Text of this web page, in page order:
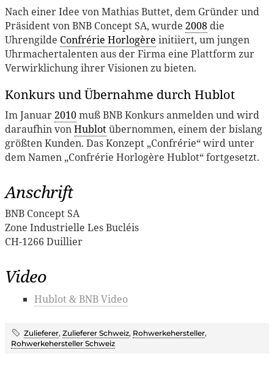
Nach einer Idee von Mathias Buttet, dem Gründer und
Präsident von BNB Concept SA, wurde 2008 die
Uhrengilde Confrérie Horlogère initiiert, um jungen
Uhrmachertalenten aus der Firma eine Plattform zur
Verwirklichung ihrer Visionen zu bieten.
Konkurs und Übernahme durch Hublot
Im Januar2010muß BNB Konkurs anmelden und wird
daraufhin vonHublotübernommen, einem der bislang
größten Kunden. Das Konzept „Confrérie“ wird unter
dem Namen „Confrérie Horlogère Hublot“ fortgesetzt.
Anschrift
BNB Concept SA
Zone Industrielle Les Bucléis
CH-1266 Duillier
Video
Hublot & BNB Video
Zulieferer, Zulieferer Schweiz, Rohwerkehersteller,
Rohwerkehersteller Schweiz